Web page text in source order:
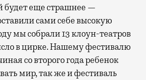
будет еще страшнее —
сами себе высокую
мы собрали 13 клоун-театров
в цирке. Нашему фестивалю
со второго года ребенок
мир, так же и фестиваль